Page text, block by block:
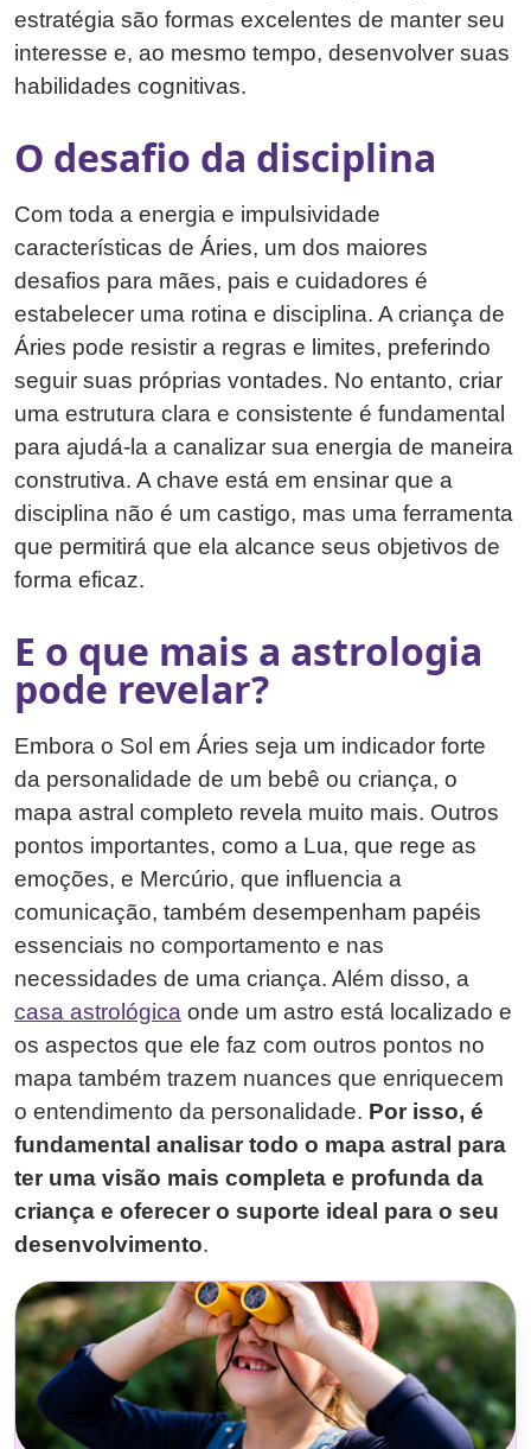
estratégia são formas excelentes de manter seu
interesse e, ao mesmo tempo, desenvolver suas
habilidades cognitivas.
O desafio da disciplina
Com toda a energia e impulsividade
características de Áries, um dos maiores
desafios para mães, pais e cuidadores é
estabelecer uma rotina e disciplina. A criança de
Áries pode resistir a regras e limites, preferindo
seguir suas próprias vontades. No entanto, criar
uma estrutura clara e consistente é fundamental
para ajudá-la a canalizar sua energia de maneira
construtiva. A chave está em ensinar que a
disciplina não é um castigo, mas uma ferramenta
que permitirá que ela alcance seus objetivos de
forma eficaz.
E o que mais a astrologia
pode revelar?
Embora o Sol em Áries seja um indicador forte
da personalidade de um bebê ou criança, o
mapa astral completo revela muito mais. Outros
pontos importantes, como a Lua, que rege as
emoções, e Mercúrio, que influencia a
comunicação, também desempenham papéis
essenciais no comportamento e nas
necessidades de uma criança. Além disso, a
casa astrológica onde um astro está localizado e
os aspectos que ele faz com outros pontos no
mapa também trazem nuances que enriquecem
o entendimento da personalidade. Por isso, é
fundamental analisar todo o mapa astral para
ter uma visão mais completa e profunda da
criança e oferecer o suporte ideal para o seu
desenvolvimento.